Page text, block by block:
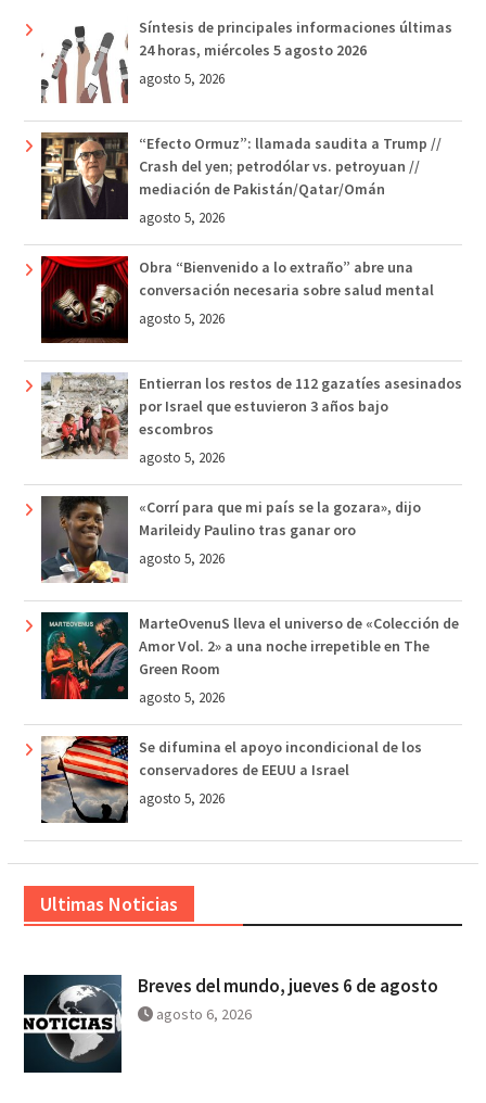
Síntesis de principales informaciones últimas
24 horas, miércoles 5 agosto 2026
agosto 5, 2026
“Efecto Ormuz”: llamada saudita a Trump //
Crash del yen; petrodólar vs. petroyuan //
mediación de Pakistán/Qatar/Omán
agosto 5, 2026
Obra “Bienvenido a lo extraño” abre una
conversación necesaria sobre salud mental
agosto 5, 2026
Entierran los restos de 112 gazatíes asesinados
por Israel que estuvieron 3 años bajo
escombros
agosto 5, 2026
«Corrí para que mi país se la gozara», dijo
Marileidy Paulino tras ganar oro
agosto 5, 2026
MarteOvenuS lleva el universo de «Colección de
Amor Vol. 2» a una noche irrepetible en The
Green Room
agosto 5, 2026
Se difumina el apoyo incondicional de los
conservadores de EEUU a Israel
agosto 5, 2026
Ultimas Noticias
Breves del mundo, jueves 6 de agosto
agosto 6, 2026